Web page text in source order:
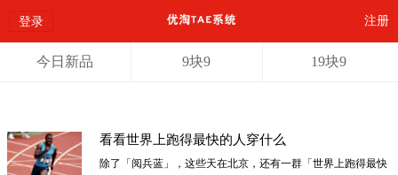
登录 注册
今日新品 9块9 19块9
看看世界上跑得最快的人穿什么
除了「阅兵蓝」，这些天在北京，还有一群「世界上跑得最快